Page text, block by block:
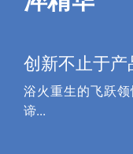
创新不止于产
浴火重生的飞跃
谛...